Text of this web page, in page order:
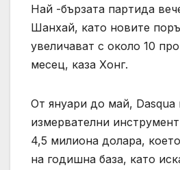
Най -бързата партида
Шанхай, като новите
увеличават с около 10
месец, каза Хонг.
От януари до май, Dasqua
измервателни
4,5 милиона долара,
на годишна база, като